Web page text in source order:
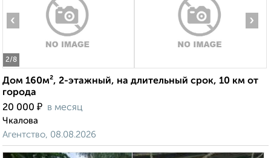
2/8
‹ ›
Дом 160м², 2-этажный, на длительный срок, 10 км от
города
20 000 ₽ в месяц
Чкалова
Агентство, 08.08.2026